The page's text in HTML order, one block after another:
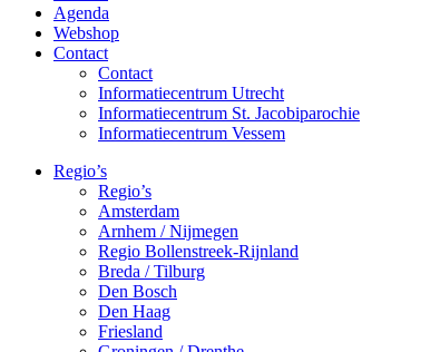
Agenda
Webshop
Contact
Contact
Informatiecentrum Utrecht
Informatiecentrum St. Jacobiparochie
Informatiecentrum Vessem
Regio’s
Regio’s
Amsterdam
Arnhem / Nijmegen
Regio Bollenstreek-Rijnland
Breda / Tilburg
Den Bosch
Den Haag
Friesland